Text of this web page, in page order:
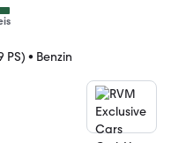
PS) • Benzin